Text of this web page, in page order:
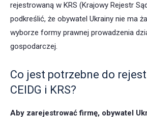
rejestrowaną w KRS (Krajowy Rejestr
podkreślić, że obywatel Ukrainy nie ma
wyborze formy prawnej prowadzenia
gospodarczej.
Co jest potrzebne do
CEIDG i KRS?
Aby zarejestrować firmę, obywatel